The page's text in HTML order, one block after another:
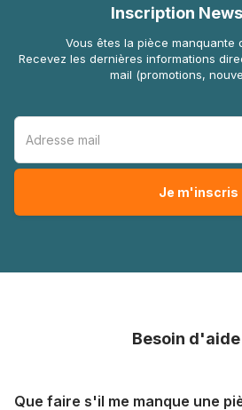
Inscription
Vous êtes la pièce manquante
Recevez les dernières informations
mail (promotions,
Besoin d'aide
Que faire s'il me manque une